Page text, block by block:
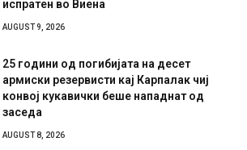
испратен во Виена
AUGUST 9, 2026
25 години од погибијата на десет
армиски резервисти кај Карпалак чиј
конвој кукавички беше нападнат од
заседа
AUGUST 8, 2026